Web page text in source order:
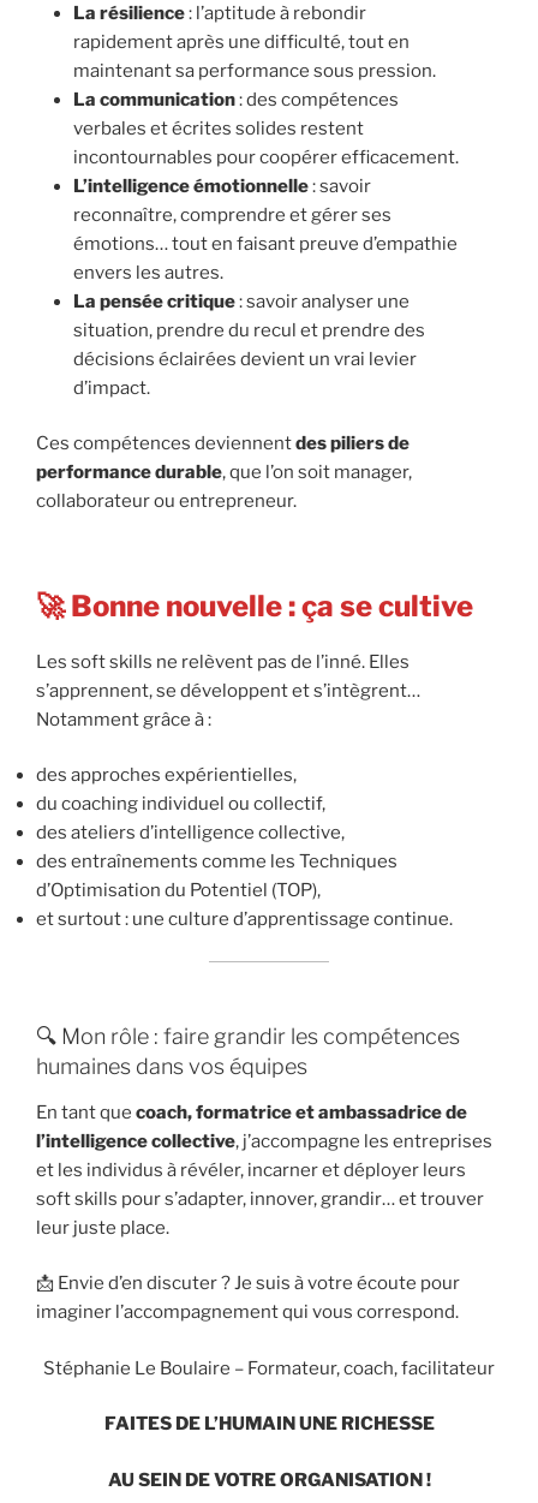
La résilience: l’aptitude à rebondir
rapidement après une difficulté, tout en
maintenant sa performance sous pression.
La communication: des compétences
verbales et écrites solides restent
incontournables pour coopérer efficacement.
L’intelligence émotionnelle: savoir
reconnaître, comprendre et gérer ses
émotions… tout en faisant preuve d’empathie
envers les autres.
La pensée critique: savoir analyser une
situation, prendre du recul et prendre des
décisions éclairées devient un vrai levier
d’impact.
Ces compétences deviennentdes piliers de
performance durable, que l’on soit manager,
collaborateur ou entrepreneur.
🚀 Bonne nouvelle : ça se cultive
Les soft skills ne relèvent pas de l’inné. Elles
s’apprennent, se développent et s’intègrent…
Notamment grâce à :
des approches expérientielles,
du coaching individuel ou collectif,
des ateliers d’intelligence collective,
des entraînements comme les Techniques
d’Optimisation du Potentiel (TOP),
et surtout : une culture d’apprentissage continue.
🔍 Mon rôle : faire grandir les compétences
humaines dans vos équipes
En tant que coach, formatrice et ambassadrice de
l’intelligence collective, j’accompagne les entreprises
et les individus à révéler, incarner et déployer leurs
soft skills pour s’adapter, innover, grandir… et trouver
leur juste place.
📩 Envie d’en discuter ? Je suis à votre écoute pour
imaginer l’accompagnement qui vous correspond.
Stéphanie Le Boulaire – Formateur, coach, facilitateur
FAITES DE L’HUMAIN UNE RICHESSE
AU SEIN DE VOTRE ORGANISATION !